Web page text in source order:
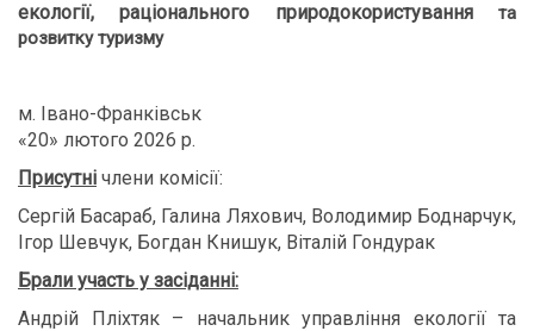
екології, раціонального природокористування та
розвитку туризму
м. Івано-Франківськ
«20» лютого 2026 р.
Присутні члени комісії:
Сергій Басараб, Галина Ляхович, Володимир Боднарчук,
Ігор Шевчук, Богдан Книшук, Віталій Гондурак
Брали участь у засіданні:
Андрій Пліхтяк – начальник управління екології та